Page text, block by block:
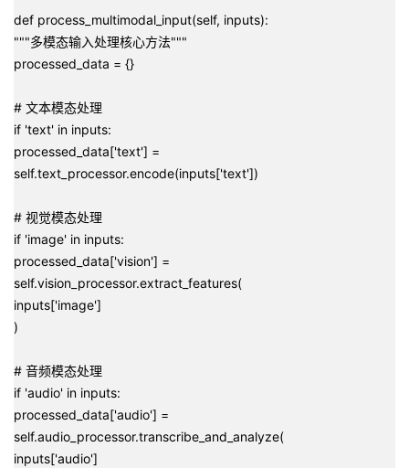
def process_multimodal_input(self, inputs):
"""多模态输入处理核心方法"""
processed_data = {}
# 文本模态处理
if 'text' in inputs:
processed_data['text'] =
self.text_processor.encode(inputs['text'])
# 视觉模态处理
if 'image' in inputs:
processed_data['vision'] =
self.vision_processor.extract_features(
inputs['image']
)
# 音频模态处理
if 'audio' in inputs:
processed_data['audio'] =
self.audio_processor.transcribe_and_analyze(
inputs['audio']